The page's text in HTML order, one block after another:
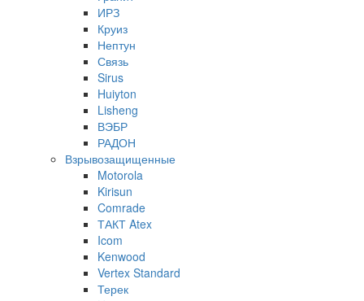
ИРЗ
Круиз
Нептун
Связь
Sirus
Huiyton
Lisheng
ВЭБР
РАДОН
Взрывозащищенные
Motorola
Kirisun
Comrade
ТАКТ Atex
Icom
Kenwood
Vertex Standard
Терек